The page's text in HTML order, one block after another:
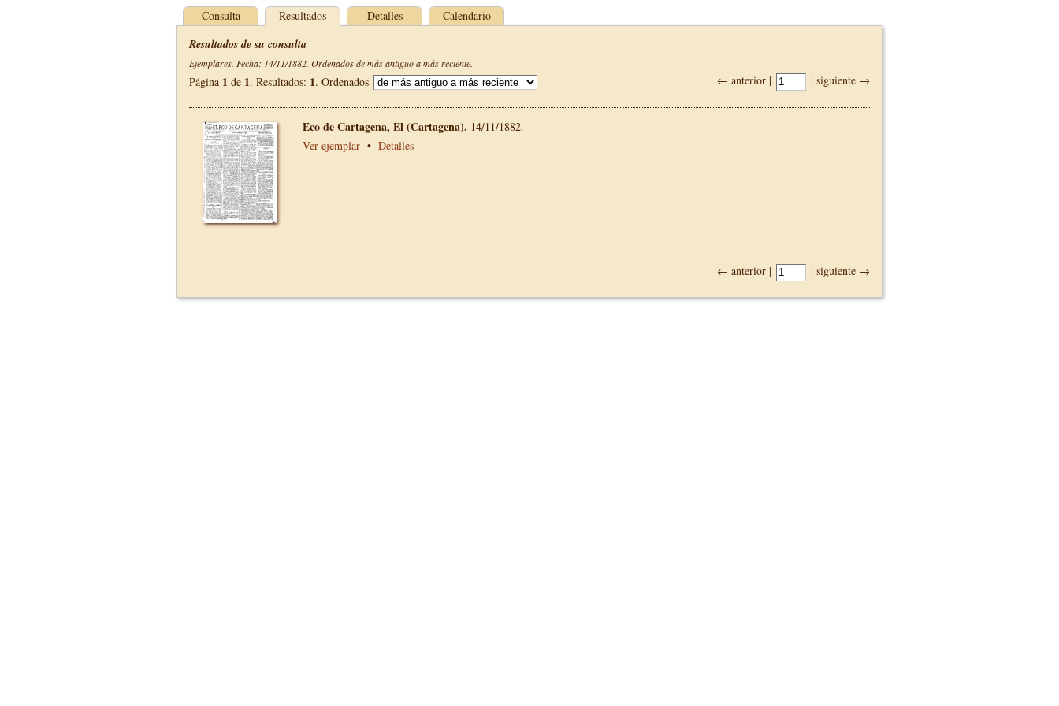
Consulta Resultados Detalles Calendario
Resultados de su consulta
Ejemplares. Fecha: 14/11/1882. Ordenados de más antiguo a más reciente.
← anterior | | siguiente →
Página 1 de 1. Resultados: 1. Ordenados
Eco de Cartagena, El (Cartagena). 14/11/1882.
Ver ejemplar • Detalles
← anterior | | siguiente →